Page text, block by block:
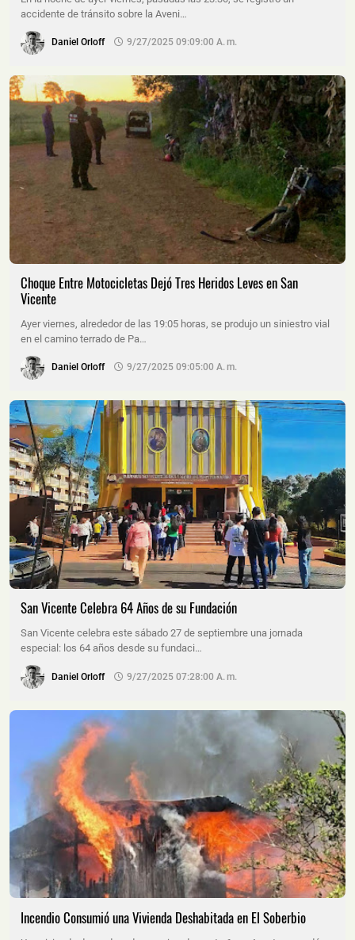
accidente de tránsito sobre la Aveni…
Daniel Orloff 9/27/2025 09:09:00 A. M.
Choque Entre Motocicletas Dejó Tres Heridos Leves en San
Vicente
Ayer viernes, alrededor de las 19:05 horas, se produjo un siniestro vial
en el camino terrado de Pa…
Daniel Orloff 9/27/2025 09:05:00 A. M.
San Vicente Celebra 64 Años de su Fundación
San Vicente celebra este sábado 27 de septiembre una jornada
especial: los 64 años desde su fundaci…
Daniel Orloff 9/27/2025 07:28:00 A. M.
Incendio Consumió una Vivienda Deshabitada en El Soberbio